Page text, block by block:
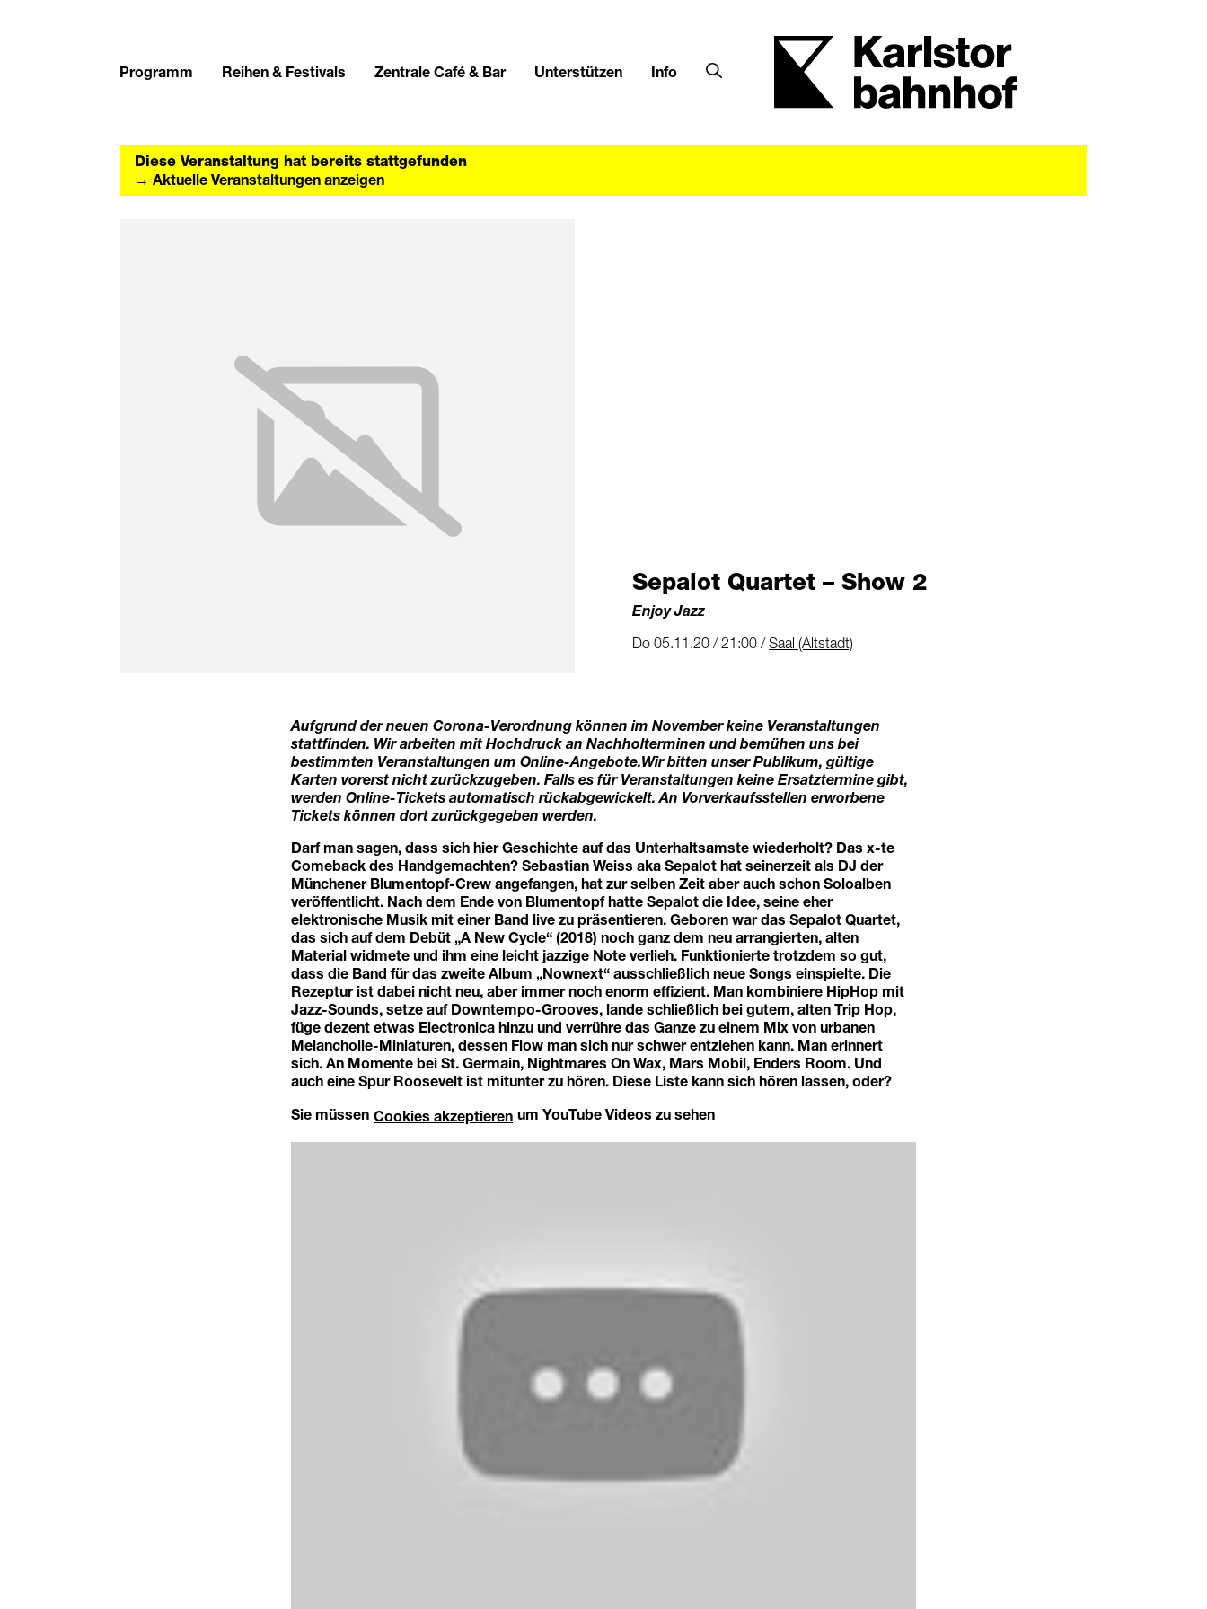
Programm Reihen & Festivals Zentrale Café & Bar Unterstützen Info
Diese Veranstaltung hat bereits stattgefunden
→ Aktuelle Veranstaltungen anzeigen
Sepalot Quartet – Show 2
Enjoy Jazz
Do 05.11.20 / 21:00 /Saal (Altstadt)
Aufgrund der neuen Corona-Verordnung können im November keine Veranstaltungen
stattfinden. Wir arbeiten mit Hochdruck an Nachholterminen und bemühen uns bei
bestimmten Veranstaltungen um Online-Angebote.Wir bitten unser Publikum, gültige
Karten vorerst nicht zurückzugeben. Falls es für Veranstaltungen keine Ersatztermine gibt,
werden Online-Tickets automatisch rückabgewickelt. An Vorverkaufsstellen erworbene
Tickets können dort zurückgegeben werden.
Darf man sagen, dass sich hier Geschichte auf das Unterhaltsamste wiederholt? Das x-te
Comeback des Handgemachten? Sebastian Weiss aka Sepalot hat seinerzeit als DJ der
Münchener Blumentopf-Crew angefangen, hat zur selben Zeit aber auch schon Soloalben
veröffentlicht. Nach dem Ende von Blumentopf hatte Sepalot die Idee, seine eher
elektronische Musik mit einer Band live zu präsentieren. Geboren war das Sepalot Quartet,
das sich auf dem Debüt „A New Cycle“ (2018) noch ganz dem neu arrangierten, alten
Material widmete und ihm eine leicht jazzige Note verlieh. Funktionierte trotzdem so gut,
dass die Band für das zweite Album „Nownext“ ausschließlich neue Songs einspielte. Die
Rezeptur ist dabei nicht neu, aber immer noch enorm effizient. Man kombiniere HipHop mit
Jazz-Sounds, setze auf Downtempo-Grooves, lande schließlich bei gutem, alten Trip Hop,
füge dezent etwas Electronica hinzu und verrühre das Ganze zu einem Mix von urbanen
Melancholie-Miniaturen, dessen Flow man sich nur schwer entziehen kann. Man erinnert
sich. An Momente bei St. Germain, Nightmares On Wax, Mars Mobil, Enders Room. Und
auch eine Spur Roosevelt ist mitunter zu hören. Diese Liste kann sich hören lassen, oder?
Sie müssen Cookies akzeptieren um YouTube Videos zu sehen